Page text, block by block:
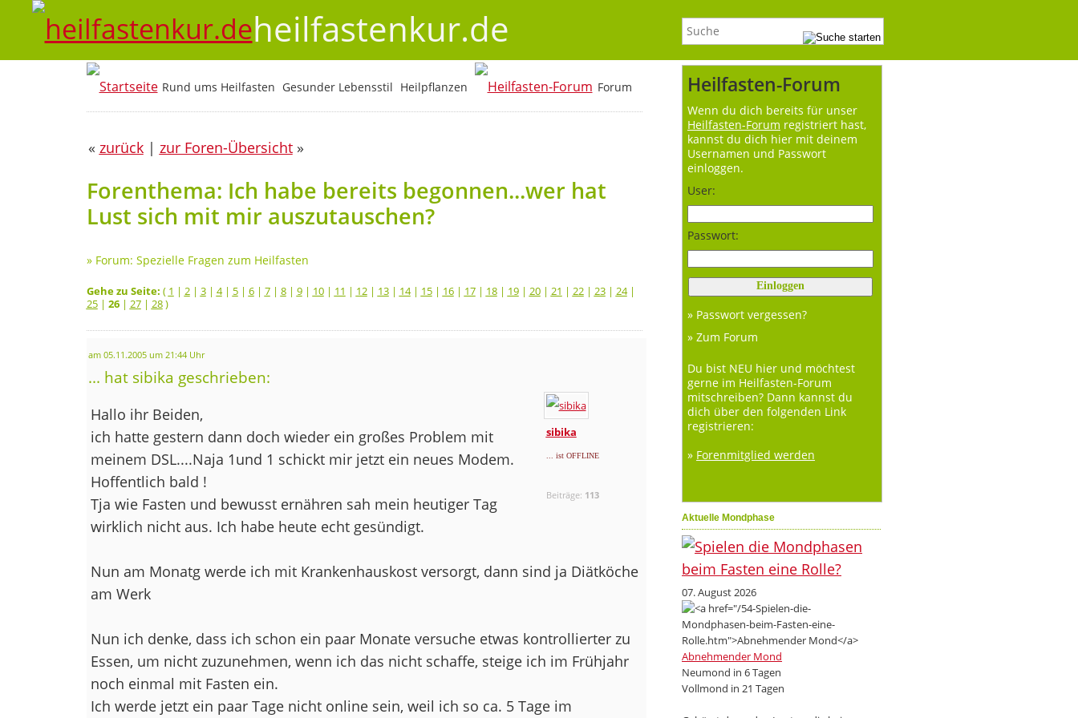
heilfastenkur.de
Heilfasten-Forum
Wenn du dich bereits für unser
Heilfasten-Forum registriert hast,
kannst du dich hier mit deinem
Usernamen und Passwort
einloggen.
User:
Passwort:
» Passwort vergessen?
» Zum Forum
Du bist NEU hier und möchtest
gerne im Heilfasten-Forum
mitschreiben? Dann kannst du
dich über den folgenden Link
registrieren:
» Forenmitglied werden
Aktuelle Mondphase
07. August 2026
Abnehmender Mond
Neumond in 6 Tagen
Vollmond in 21 Tagen
Rund ums Heilfasten Gesunder Lebensstil Heilpflanzen Forum
« zurück| zur Foren-Übersicht»
Forenthema: Ich habe bereits begonnen...wer hat
Lust sich mit mir auszutauschen?
» Forum: Spezielle Fragen zum Heilfasten
Gehe zu Seite: ( 1 | 2| 3| 4| 5| 6| 7| 8| 9| 10| 11 | 12| 13| 14| 15| 16| 17| 18| 19| 20| 21 | 22| 23| 24|
25| 26| 27| 28)
am 05.11.2005 um 21:44 Uhr
... hat sibika geschrieben:
sibika
... ist OFFLINE
Beiträge: 113
Hallo ihr Beiden,
ich hatte gestern dann doch wieder ein großes Problem mit
meinem DSL....Naja 1und 1 schickt mir jetzt ein neues Modem.
Hoffentlich bald !
Tja wie Fasten und bewusst ernähren sah mein heutiger Tag
wirklich nicht aus. Ich habe heute echt gesündigt.
Nun am Monatg werde ich mit Krankenhauskost versorgt, dann sind ja Diätköche
am Werk
Nun ich denke, dass ich schon ein paar Monate versuche etwas kontrollierter zu
Essen, um nicht zuzunehmen, wenn ich das nicht schaffe, steige ich im Frühjahr
noch einmal mit Fasten ein.
Ich werde jetzt ein paar Tage nicht online sein, weil ich so ca. 5 Tage im